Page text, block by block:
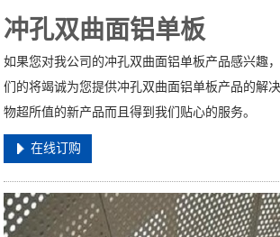
冲孔双曲面铝单板
如果您对我公司的冲孔双曲面铝单板产品感兴趣
们的将竭诚为您提供冲孔双曲面铝单板产品的解
物超所值的新产品而且得到我们贴心的服务。
在线订购